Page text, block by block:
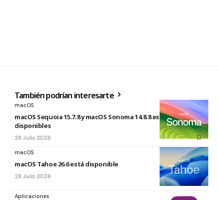
También podrían interesarte
macOS
macOS Sequoia 15.7.8 y macOS Sonoma 14.8.8 están
disponibles
28 Julio 2026
macOS
macOS Tahoe 26.6 está disponible
28 Julio 2026
Aplicaciones